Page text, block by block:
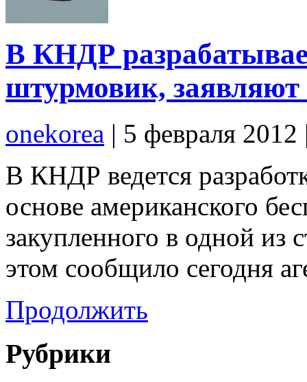
В КНДР
штурмовик,
onekorea | 5 февраля 2012
В КНДР ведется
основе американского
закупленного в одной из
этом сообщило сегодня
Продолжить
Рубрики